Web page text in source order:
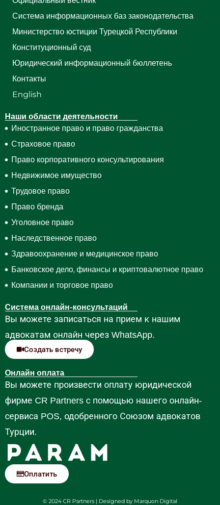
Система информационных баз законодательства
Министерство юстиции Турецкой Республики
Конституционный суд
Юридический информационный бюллетень
Контакты
English
Наши области деятельности
Иностранное право и право гражданства
Страховое право
Право корпоративного консультирования
Недвижимое имущество
Трудовое право
Право бренда
Уголовное право
Наследственное право
Здравоохранение и медицинское право
Банковское дело, финансы и криптовалютное право
Компании и торговое право
Система онлайн-консультаций
Вы можете записаться на прием к нашим
адвокатам онлайн через WhatsApp.
Создать встречу
Онлайн оплата
Вы можете произвести оплату юридической
фирме CR Partners с помощью нашего онлайн-
сервиса POS, одобренного Союзом адвокатов
Турции.
Оплатить
© 2024 CR Partners | Designed by Marquon Digital